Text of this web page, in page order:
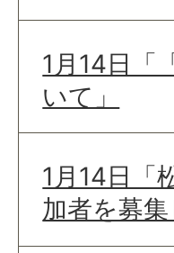
1月14日「
いて」
1月14日「
加者を募集